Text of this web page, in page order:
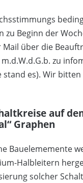
zu Beginn der
über die
zu
stand es). Wir bitten
auf
Graphen
Bauelememente
Halbleitern
solcher